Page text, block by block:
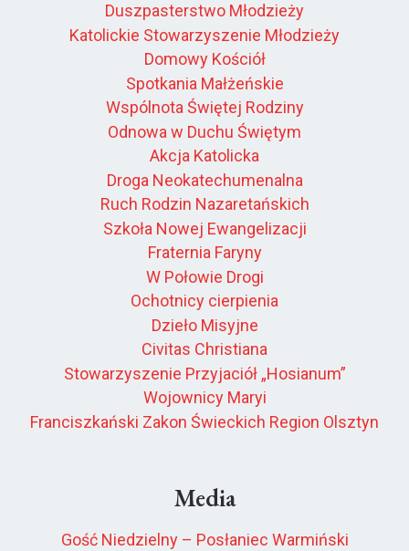
Duszpasterstwo Młodzieży
Katolickie Stowarzyszenie Młodzieży
Domowy Kościół
Spotkania Małżeńskie
Wspólnota Świętej Rodziny
Odnowa w Duchu Świętym
Akcja Katolicka
Droga Neokatechumenalna
Ruch Rodzin Nazaretańskich
Szkoła Nowej Ewangelizacji
Fraternia Faryny
W Połowie Drogi
Ochotnicy cierpienia
Dzieło Misyjne
Civitas Christiana
Stowarzyszenie Przyjaciół „Hosianum”
Wojownicy Maryi
Franciszkański Zakon Świeckich Region Olsztyn
Media
Gość Niedzielny – Posłaniec Warmiński